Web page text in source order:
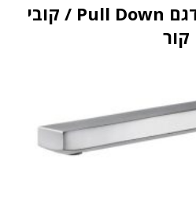
ברז מטבח נשלף דגם Pull Down / קובי
קור